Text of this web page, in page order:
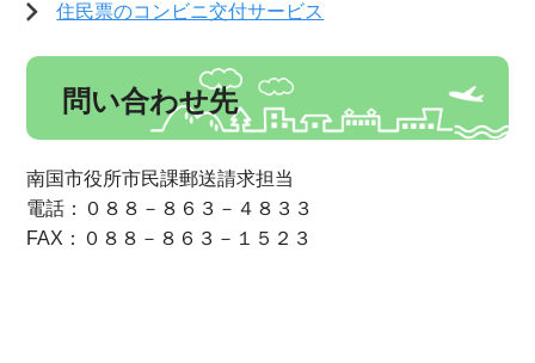
住民票のコンビニ交付サービス
問い合わせ先
南国市役所市民課郵送請求担当
電話：０８８－８６３－４８３３
FAX：０８８－８６３－１５２３